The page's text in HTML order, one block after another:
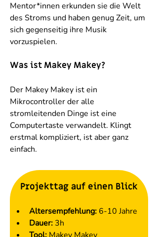
Mentor*innen erkunden sie die Welt
des Stroms und haben genug Zeit, um
sich gegenseitig ihre Musik
vorzuspielen.
Was ist Makey Makey?
Der Makey Makey ist ein
Mikrocontroller der alle
stromleitenden Dinge ist eine
Computertaste verwandelt. Klingt
erstmal kompliziert, ist aber ganz
einfach.
Projekttag auf einen Blick
Altersempfehlung: 6-10 Jahre
Dauer: 3h